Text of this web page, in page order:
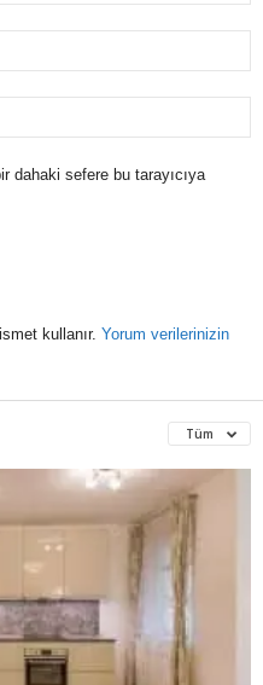
dahaki sefere bu tarayıcıya
kullanır. Yorum verilerinizin
Tüm